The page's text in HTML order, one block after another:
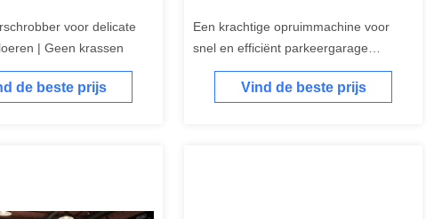
voor delicate
| Geen krassen
de beste prijs
Een krachtige opruimmachine voor
snel en efficiënt parkeergarage
schoonmaken
Vind de beste prijs